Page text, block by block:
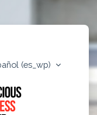
‎(es_wp)‎